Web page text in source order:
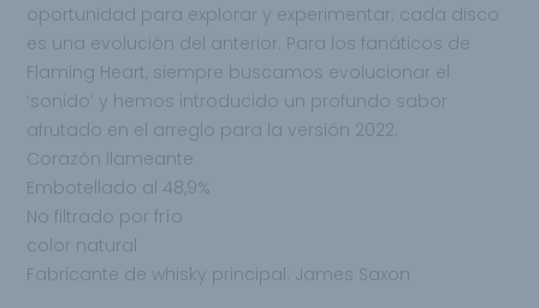
oportunidad para explorar y experimentar; cada disco
es una evolución del anterior. Para los fanáticos de
Flaming Heart, siempre buscamos evolucionar el
‘sonido’ y hemos introducido un profundo sabor
afrutado en el arreglo para la versión 2022.
Corazón llameante
Embotellado al 48,9%
No filtrado por frío
color natural
Fabricante de whisky principal: James Saxon